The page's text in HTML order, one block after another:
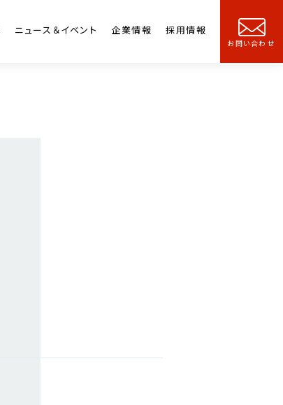
ニュース＆イベント 企業情報 採用情報
お問い合わせ